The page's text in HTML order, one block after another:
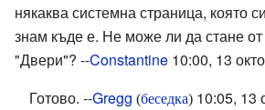
някаква системна страница, която
знам къде е. Не може ли да стане
"Двери"? --Constantine 10:00, 13
Готово. --Gregg (беседка) 10:05, 13